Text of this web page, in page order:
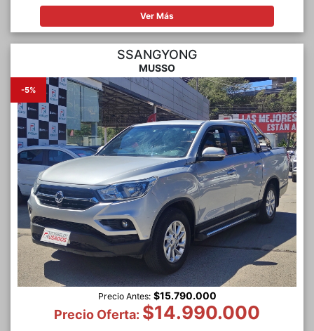
Ver Más
SSANGYONG
MUSSO
-5%
Precio Antes: $15.790.000
Precio Oferta: $14.990.000